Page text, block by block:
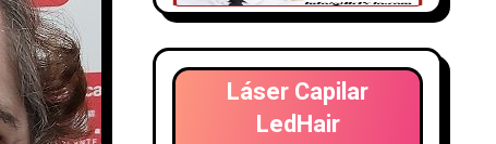
Láser Capilar
LedHair